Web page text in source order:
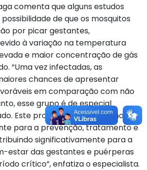
comenta que alguns estudos
de que os mosquitos
por picar gestantes,
à variação na temperatura
e maior concentração de gás
“Uma vez infectadas, as
chances de apresentar
em comparação com não
esse grupo é de especial
Este protocolo servirá como
para a prevenção, tratamento e
significativamente para a
estar das gestantes e puérperas
crítico”, enfatiza o especialista.